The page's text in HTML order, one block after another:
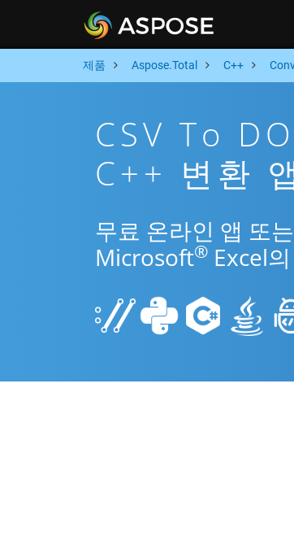
제품 Aspose.Total C++
CSV To
C++ 변환
무료 온라인 앱 또
Microsoft® Excel